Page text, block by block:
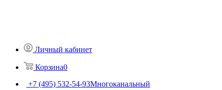
Личный кабинет
Корзина0
+7 (495) 532-54-93Многоканальный